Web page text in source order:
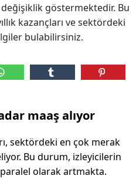
göstermektedir. Bu
kazançları ve sektördeki
bulabilirsiniz.
maaş alıyor
sektördeki en çok merak
Bu durum, izleyicilerin
olarak artmakta.